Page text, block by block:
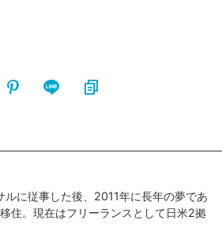
に従事した後、2011年に長年の夢であ
住。現在はフリーランスとして日米2拠